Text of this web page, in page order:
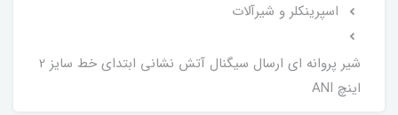
اسپرینکلر و شیرآلات
شیر پروانه ای ارسال سیگنال آتش نشانی ابتدای خط سایز 2
اینچ ANI